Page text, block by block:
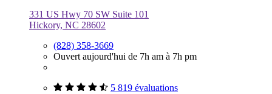
331 US Hwy 70 SW Suite 101
Hickory, NC 28602
(828) 358-3669
Ouvert aujourd'hui de 7h am à 7h pm
5 819 évaluations